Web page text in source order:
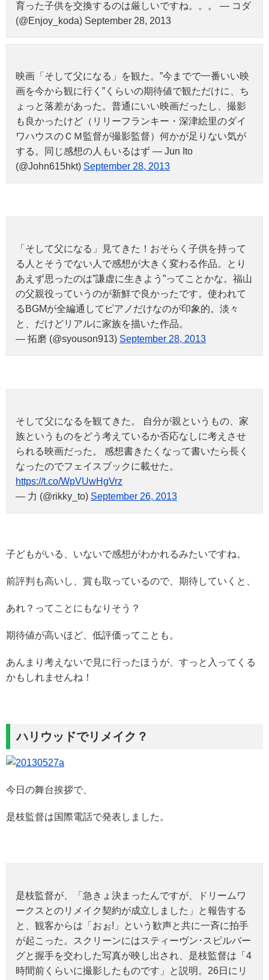
育った子供を交換するのは厳しいですね。。。 — コダ
(@Enjoy_koda) September 28, 2013
映画「そして父になる」を観た。”今までで一番いい映
画を今から観に行く”くらいの期待値で観ただけに、ち
ょっと落差があった。普通にいい映画だったし、撮影
も良かったけど（リリーフランキー・深津絵里のダイ
ワハウスのＣＭ監督が撮影監督）何かが足りない気が
する。同じ感想の人もいるはず — Jun Ito
(@John615hkt) September 28, 2013
「そして父になる」見てきた！おそらく子供を持って
る人とそうでない人で感想が大きく変わる作品。とり
あえず思ったのは”謙虚に生きよう”ってことかな。福山
の父親役っていうのが新鮮で良かったです。使われて
るBGMが全編通してピアノだけなのが印象的。淡々
と、だけどリアルに家族を描いた作品。
— 拓磨 (@syouson913) September 28, 2013
そして父になるを観てきた。 自分が親というもの、家
族というものをどう考えているか否応なしに考えさせ
られる映画だった。 感想書きたくなって書いたら長く
なったのでフェイスブックに載せた。
https://t.co/WpVUwHgVrz
— 力 (@rikky_to) September 26, 2013
子どもがいる、いないで感想がわかれるみたいですね。
前評判も高いし、賞も取っているので、期待していくと、
あれ？ってことにもなりそう？
期待値が高いほど、低評価ってことも。
あんまり考えないで見に行ったほうが、すっと入ってくる
かもしれませんね！
ハリウッドでリメイク？
今日の舞台挨拶で、
是枝監督は国際電話で発表しました。
是枝監督が、「急きょ決まったんですが、ドリームワ
ークスとのリメイク契約が成立しました」と報告する
と、観客からは「おぉ!」という歓声と共に一斉に拍手
が起こった。スクリーンにはスティーヴン･スピルバー
グと握手を交わした写真が映し出され、是枝監督は「4
時間前くらいに撮影したものです」と説明。26日にリ